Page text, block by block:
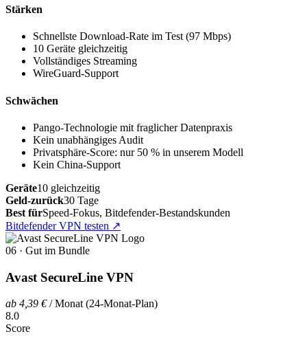
Stärken
Schnellste Download-Rate im Test (97 Mbps)
10 Geräte gleichzeitig
Vollständiges Streaming
WireGuard-Support
Schwächen
Pango-Technologie mit fraglicher Datenpraxis
Kein unabhängiges Audit
Privatsphäre-Score: nur 50 % in unserem Modell
Kein China-Support
Geräte10 gleichzeitig
Geld-zurück30 Tage
Best fürSpeed-Fokus, Bitdefender-Bestandskunden
Bitdefender VPN testen ↗
06 · Gut im Bundle
Avast SecureLine VPN
ab 4,39 €/ Monat (24-Monat-Plan)
8.0
Score